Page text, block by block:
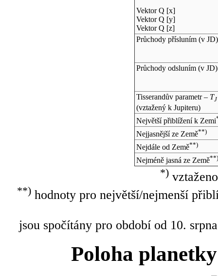
Vektor Q [x]
Vektor Q [y]
Vektor Q [z]
Průchody přísluním (v JD)
Průchody odsluním (v JD)
Tisserandův parametr – TJ
(vztažený k Jupiteru)
Největší přiblížení k Zemi
Nejjasnější ze Země**)
Nejdále od Země**)
Nejméně jasná ze Země**)
*)
**)hodnoty pro největší/nejmenší
jsou spočítány pro období od 10.
Poloha